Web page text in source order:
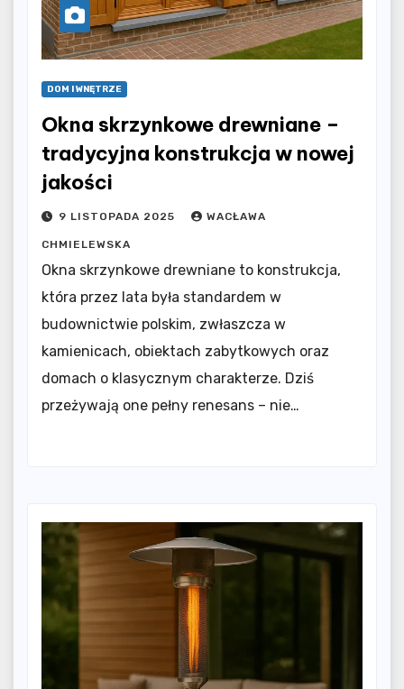
DOM I WNĘTRZE
Okna skrzynkowe drewniane –
tradycyjna konstrukcja w nowej
jakości
9 LISTOPADA 2025 WACŁAWA
CHMIELEWSKA
Okna skrzynkowe drewniane to konstrukcja,
która przez lata była standardem w
budownictwie polskim, zwłaszcza w
kamienicach, obiektach zabytkowych oraz
domach o klasycznym charakterze. Dziś
przeżywają one pełny renesans – nie…